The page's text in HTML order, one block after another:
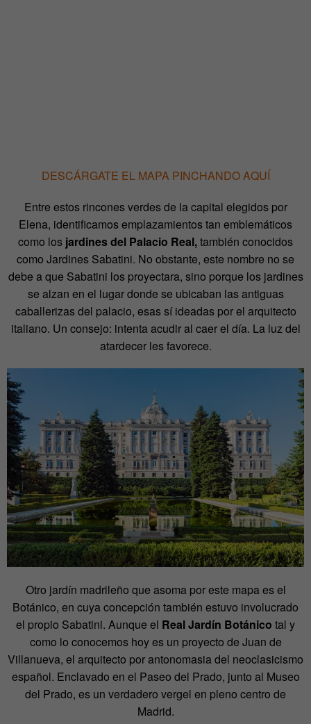
DESCÁRGATE EL MAPA PINCHANDO AQUÍ
Entre estos rincones verdes de la capital elegidos por
Elena, identificamos emplazamientos tan emblemáticos
como los jardines del Palacio Real,también conocidos
como Jardines Sabatini. No obstante, este nombre no se
debe a que Sabatini los proyectara, sino porque los jardines
se alzan en el lugar donde se ubicaban las antiguas
caballerizas del palacio, esas sí ideadas por el arquitecto
italiano. Un consejo: intenta acudir al caer el día. La luz del
atardecer les favorece.
Otro jardín madrileño que asoma por este mapa es el
Botánico, en cuya concepción también estuvo involucrado
el propio Sabatini. Aunque el Real Jardín Botánico tal y
como lo conocemos hoy es un proyecto de Juan de
Villanueva, el arquitecto por antonomasia del neoclasicismo
español. Enclavado en el Paseo del Prado, junto al Museo
del Prado, es un verdadero vergel en pleno centro de
Madrid.